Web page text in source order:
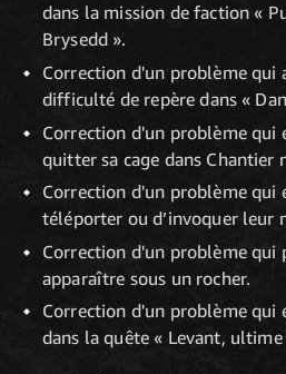
dans la mission de faction «
Brysedd ».
Correction d'un problème qui
difficulté de repère dans «
Correction d'un problème qui
quitter sa cage dans Chantier
Correction d'un problème qui
téléporter ou d’invoquer leur
Correction d'un problème qui
apparaître sous un rocher.
Correction d'un problème qui
dans la quête « Levant, ultime